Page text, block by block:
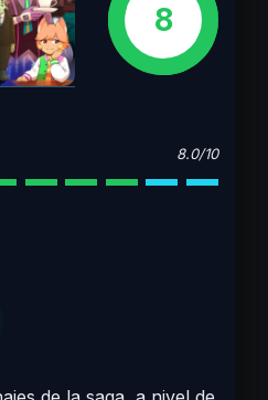
8
8.0/10